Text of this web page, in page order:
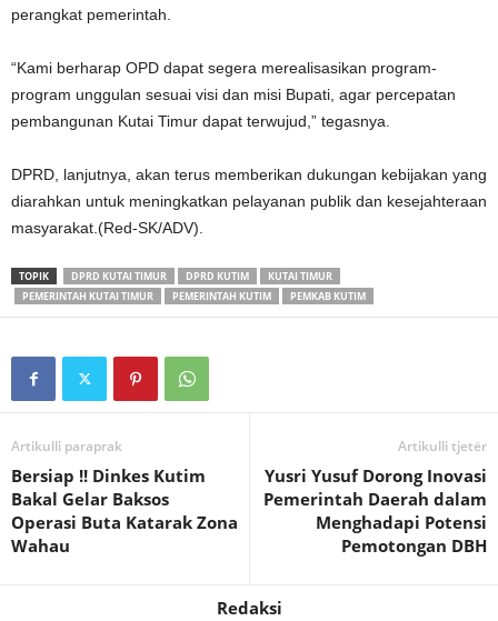
perangkat pemerintah.
“Kami berharap OPD dapat segera merealisasikan program-
program unggulan sesuai visi dan misi Bupati, agar percepatan
pembangunan Kutai Timur dapat terwujud,” tegasnya.
DPRD, lanjutnya, akan terus memberikan dukungan kebijakan yang
diarahkan untuk meningkatkan pelayanan publik dan kesejahteraan
masyarakat.(Red-SK/ADV).
TOPIK DPRD KUTAI TIMUR DPRD KUTIM
KUTAI TIMUR
PEMERINTAH KUTAI TIMUR
PEMERINTAH KUTIM PEMKAB KUTIM
Artikulli paraprak
Bersiap !! Dinkes Kutim
Bakal Gelar Baksos
Operasi Buta Katarak Zona
Wahau
Artikulli tjetër
Yusri Yusuf Dorong Inovasi
Pemerintah Daerah dalam
Menghadapi Potensi
Pemotongan DBH
Redaksi